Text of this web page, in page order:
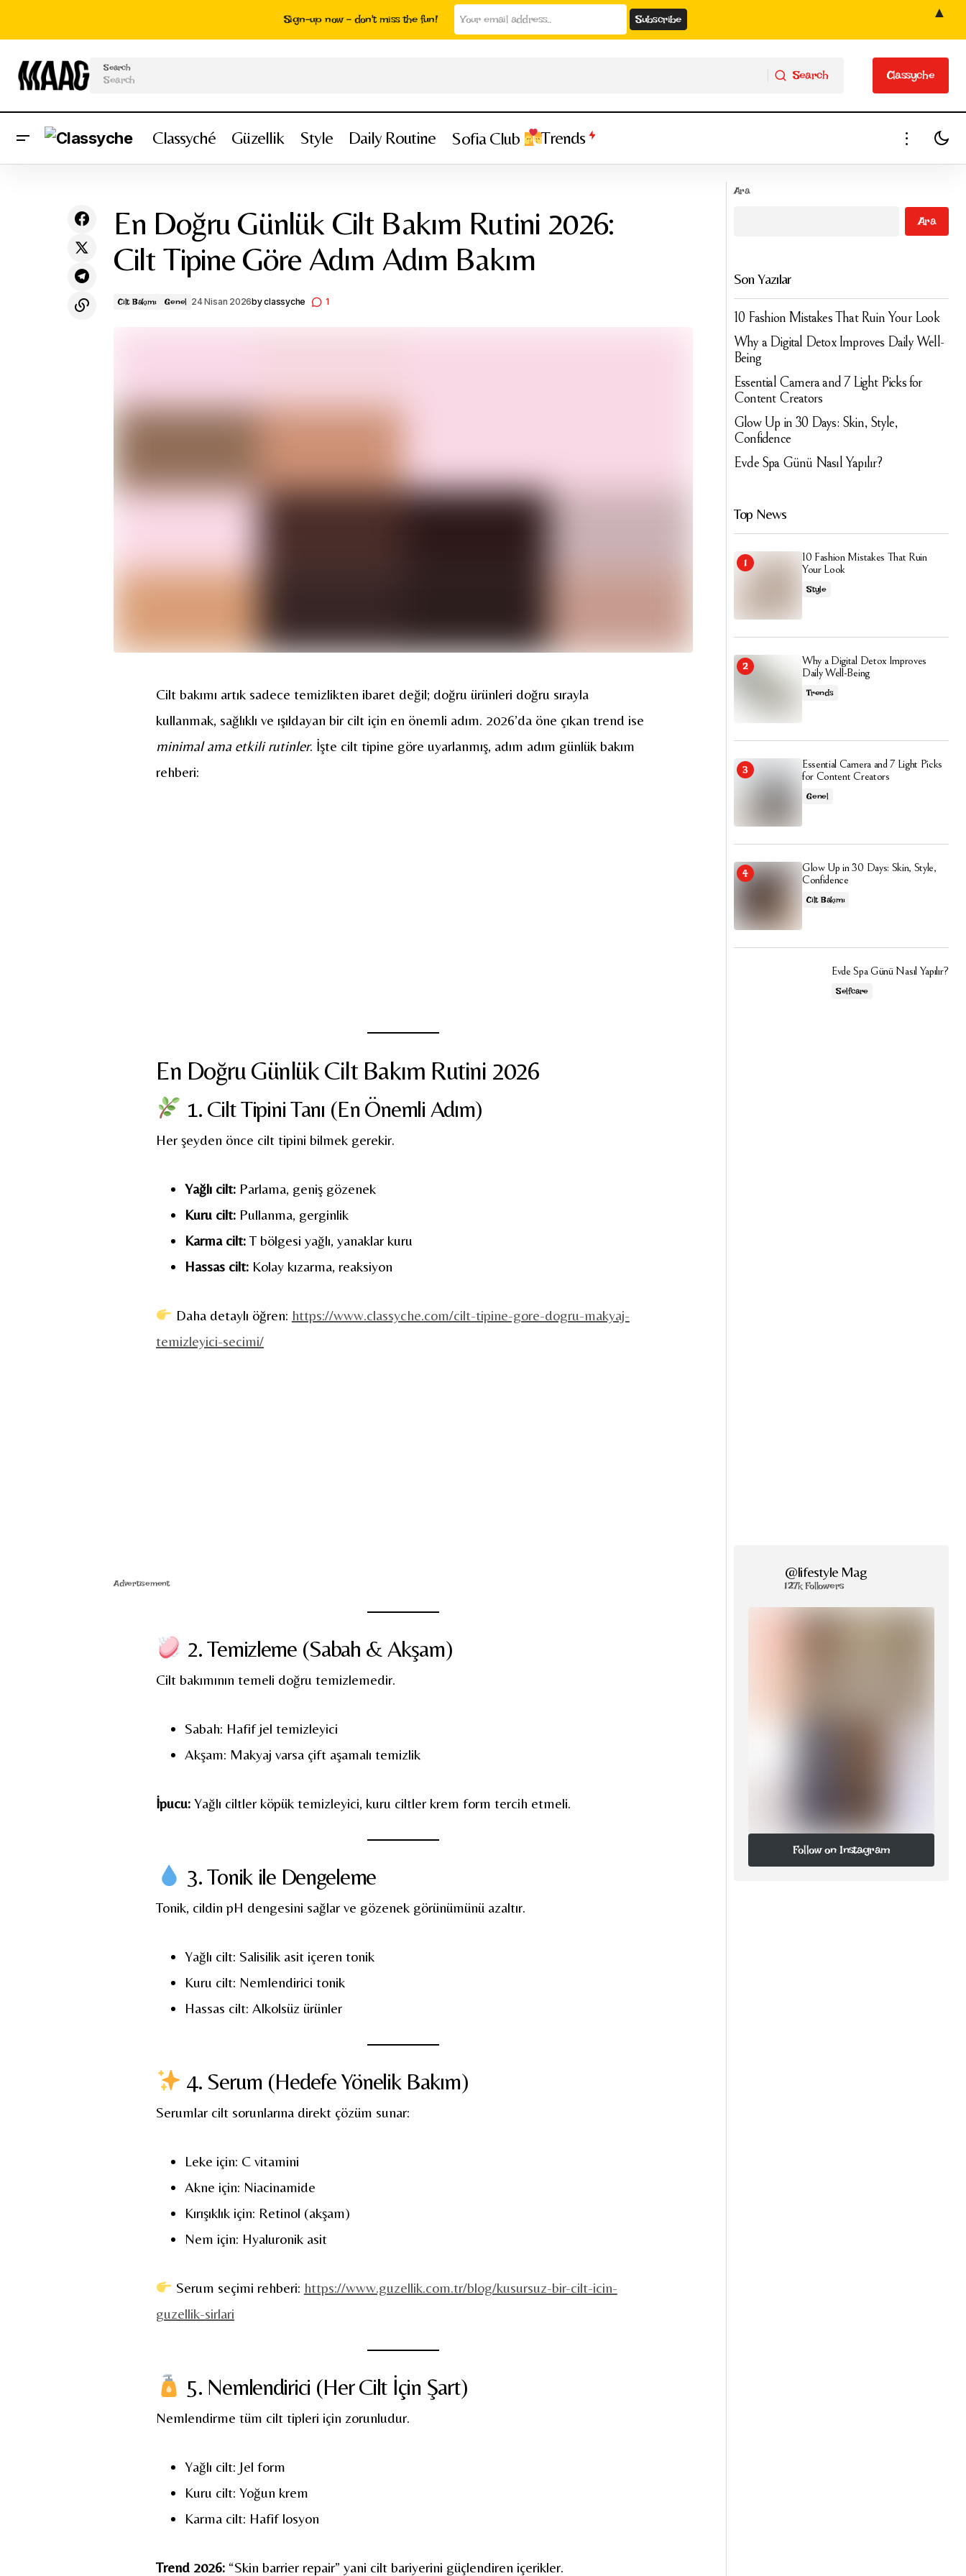
Search
Search Classyche
Classyche
Classyché Güzellik Style Daily Routine Sofia Club Trends
En Doğru Günlük Cilt Bakım Rutini 2026:
Cilt Tipine Göre Adım Adım Bakım
Cilt Bakımı Genel 24 Nisan 2026byclassyche 1
Cilt bakımı artık sadece temizlikten ibaret değil; doğru ürünleri doğru sırayla
kullanmak, sağlıklı ve ışıldayan bir cilt için en önemli adım. 2026’da öne çıkan trend ise
minimal ama etkili rutinler. İşte cilt tipine göre uyarlanmış, adım adım günlük bakım
rehberi:
En Doğru Günlük Cilt Bakım Rutini 2026
1. Cilt Tipini Tanı (En Önemli Adım)
Her şeyden önce cilt tipini bilmek gerekir.
Yağlı cilt: Parlama, geniş gözenek
Kuru cilt: Pullanma, gerginlik
Karma cilt:T bölgesi yağlı, yanaklar kuru
Hassas cilt: Kolay kızarma, reaksiyon
Daha detaylı öğren: https://www.classyche.com/cilt-tipine-gore-dogru-makyaj-
temizleyici-secimi/
Advertisement
2. Temizleme (Sabah & Akşam)
Cilt bakımının temeli doğru temizlemedir.
Sabah: Hafif jel temizleyici
Akşam: Makyaj varsa çift aşamalı temizlik
İpucu: Yağlı ciltler köpük temizleyici, kuru ciltler krem form tercih etmeli.
3. Tonik ile Dengeleme
Tonik, cildin pH dengesini sağlar ve gözenek görünümünü azaltır.
Yağlı cilt: Salisilik asit içeren tonik
Kuru cilt: Nemlendirici tonik
Hassas cilt: Alkolsüz ürünler
4. Serum (Hedefe Yönelik Bakım)
Serumlar cilt sorunlarına direkt çözüm sunar:
Leke için: C vitamini
Akne için: Niacinamide
Kırışıklık için: Retinol (akşam)
Nem için: Hyaluronik asit
Serum seçimi rehberi: https://www.guzellik.com.tr/blog/kusursuz-bir-cilt-icin-
guzellik-sirlari
5. Nemlendirici (Her Cilt İçin Şart)
Nemlendirme tüm cilt tipleri için zorunludur.
Yağlı cilt: Jel form
Kuru cilt: Yoğun krem
Karma cilt: Hafif losyon
Trend 2026: “Skin barrier repair” yani cilt bariyerini güçlendiren içerikler.
Ara
Ara
Son Yazılar
10 Fashion Mistakes That Ruin Your Look
Why a Digital Detox Improves Daily Well-
Being
Essential Camera and 7 Light Picks for
Content Creators
Glow Up in 30 Days: Skin, Style,
Confidence
Evde Spa Günü Nasıl Yapılır?
Top News
10 Fashion Mistakes That Ruin
Your Look
Style
Why a Digital Detox Improves
Daily Well-Being
Trends
Essential Camera and 7 Light Picks
for Content Creators
Genel
Glow Up in 30 Days: Skin, Style,
Confidence
Cilt Bakımı
Evde Spa Günü Nasıl Yapılır?
Selfcare
@lifestyle Mag
127k Followers
Follow on Instagram
Follow on Instagram
Sign-up now - don't miss the fun! ▲